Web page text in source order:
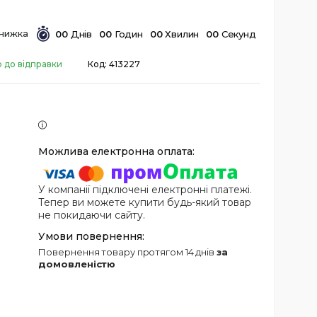
00 Днів 00 Годин 00 Хвилин 00 Секунд
до відправки Код: 413227
У компанії підключені електронні платежі.
Тепер ви можете купити будь-який товар
не покидаючи сайту.
повернення товару протягом 14 днів за
домовленістю